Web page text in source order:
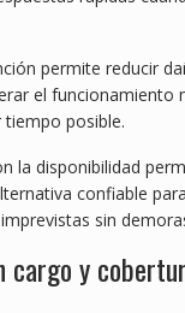
permite reducir
el funcionamiento
posible.
la disponibilidad
confiable
sin
cargo y